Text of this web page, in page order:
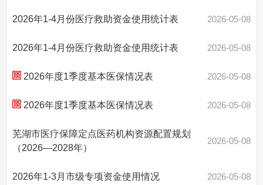
2026年1-4月份医疗救助资金使用统计表 2026-05-08
2026年1-4月份医疗救助资金使用统计表 2026-05-08
2026年度1季度基本医保情况表 2026-05-08
2026年度1季度基本医保情况表 2026-05-08
芜湖市医疗保障定点医药机构资源配置规划
（2026—2028年）
2026-05-08
2026年1-3月市级专项资金使用情况 2026-05-08